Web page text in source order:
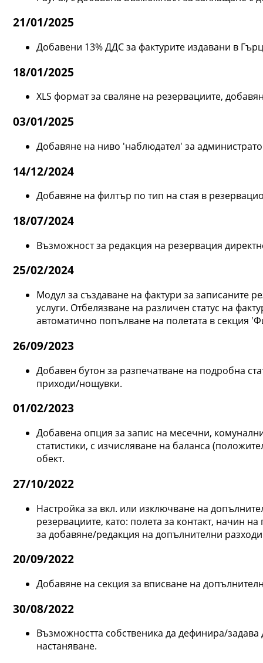
21/01/2025
Добавени 13% ДДС за фактурите издавани в
18/01/2025
XLS формат за сваляне на резервациите,
03/01/2025
Добавяне на ниво 'наблюдател' за
14/12/2024
Добавяне на филтър по тип на стая в
18/07/2024
Възможност за редакция на резервация
25/02/2024
Модул за създаване на фактури за записаните
услуги. Отбелязване на различен статус на
автоматично попълване на полетата в секция
26/09/2023
Добавен бутон за разпечатване на подробна
приходи/нощувки.
01/02/2023
Добавена опция за запис на месечни,
статистики, с изчисляване на баланса
обект.
27/10/2022
Настройка за вкл. или изключване на
резервациите, като: полета за контакт, начин
за добавяне/редакция на допълнителни
20/09/2022
Добавяне на секция за вписване на
30/08/2022
Възможността собственика да дефинира/
настаняване.